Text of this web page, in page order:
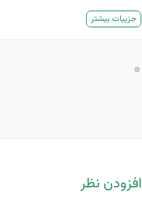
جزییات بیشتر
افزودن نظر